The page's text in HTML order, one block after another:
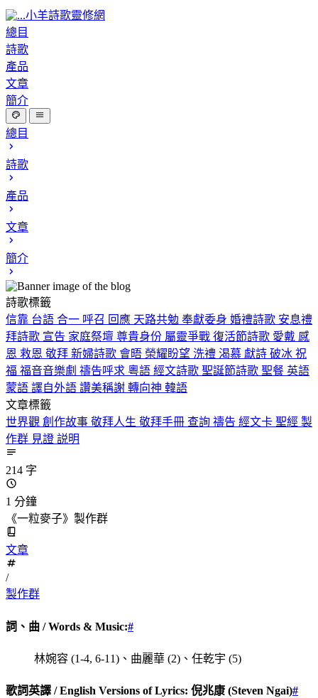
小羊詩歌靈修網
總目
詩歌
產品
文章
簡介
總目
詩歌
產品
文章
簡介
詩歌標籤
信靠 台語 合一 呼召 回應 天路共勉 奉獻委身 婚禮詩歌 安息禮
拜詩歌 宣告 家庭祭壇 尊貴身份 屬靈爭戰 復活節詩歌 愛戴 感
恩 救恩 敬拜 新婦詩歌 會晤 榮耀盼望 洗禮 渴慕 獻詩 破冰 祝
福 福音音樂劇 禱告呼求 粵語 經文詩歌 聖誕節詩歌 聖餐 英語
蒙語 譯自外語 讚美稱謝 轉向神 韓語
文章標籤
世界觀 創作故事 敬拜人生 敬拜手冊 查詢 禱告 經文卡 聖經 製
作群 見證 説明
214 字
1 分鐘
《一粒麥子》製作群
文章
/
製作群
詞、曲 / Words & Music:#
林婉容 (1-4, 6-11)、曲麗華 (2)、任乾宇 (5)
歌詞英譯 / English Versions of Lyrics: 倪兆康 (Steven Ngai)#